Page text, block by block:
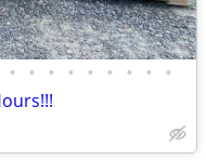
• • • • • • • • •